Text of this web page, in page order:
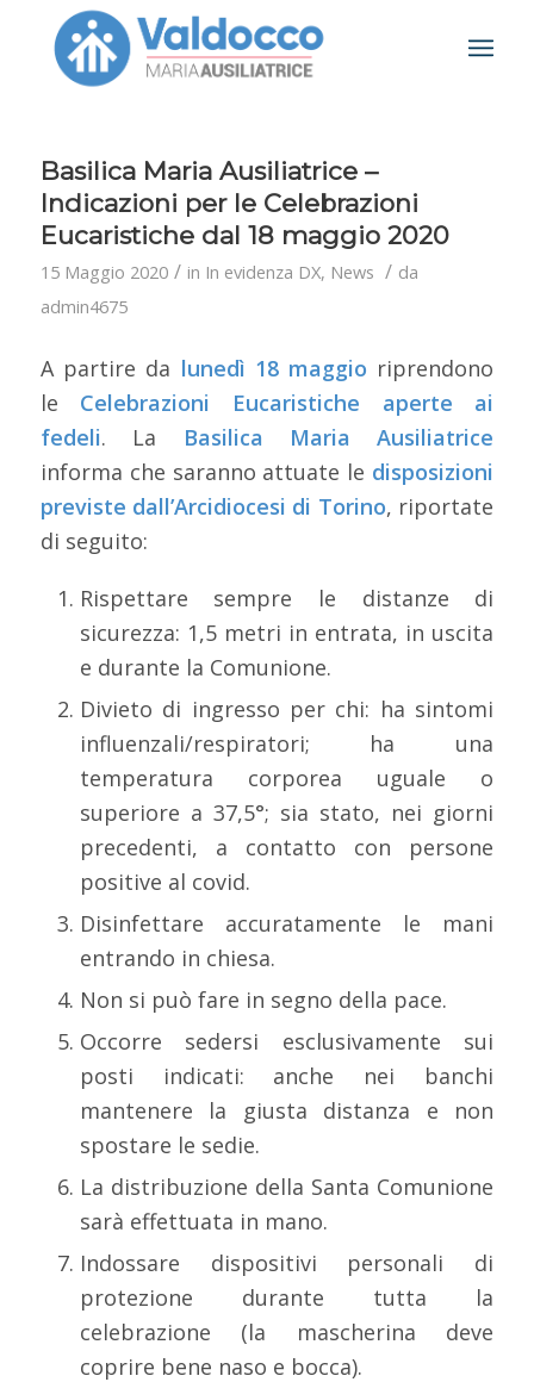
Basilica Maria Ausiliatrice –
Indicazioni per le Celebrazioni
Eucaristiche dal 18 maggio 2020
15 Maggio 2020 / in In evidenza DX, News / da
admin4675
A partire da lunedì 18 maggio riprendono
le Celebrazioni Eucaristiche aperte ai
fedeli. La
Basilica Maria Ausiliatrice
informa che saranno attuate le disposizioni
previste dall’Arcidiocesi di Torino, riportate
di seguito:
Rispettare sempre le distanze di
sicurezza: 1,5 metri in entrata, in uscita
e durante la Comunione.
Divieto di ingresso per chi: ha sintomi
influenzali/respiratori; ha una
temperatura corporea uguale o
superiore a 37,5°; sia stato, nei giorni
precedenti, a contatto con persone
positive al covid.
Disinfettare accuratamente le mani
entrando in chiesa.
Non si può fare in segno della pace.
Occorre sedersi esclusivamente sui
posti indicati: anche nei banchi
mantenere la giusta distanza e non
spostare le sedie.
La distribuzione della Santa Comunione
sarà effettuata in mano.
Indossare dispositivi personali di
protezione durante tutta la
celebrazione (la mascherina deve
coprire bene naso e bocca).